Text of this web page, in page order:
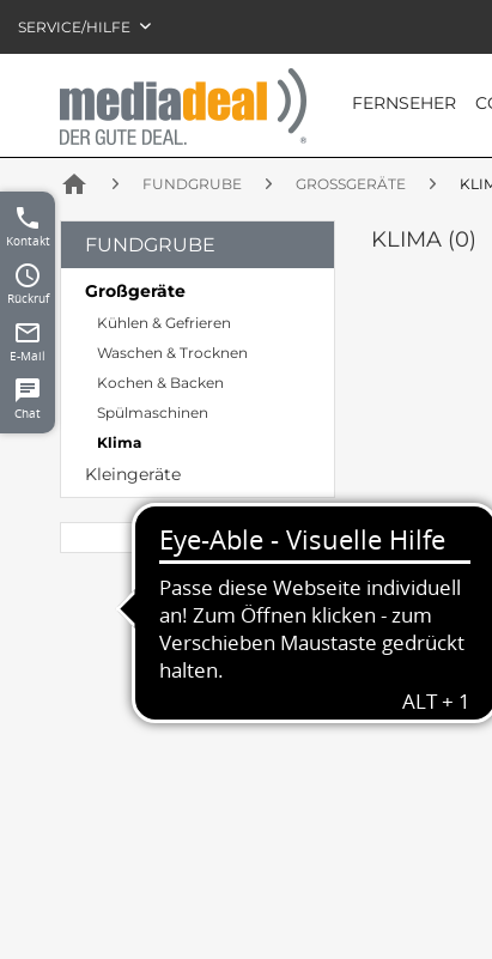
SERVICE/HILFE
FERNSEHER
phone
Kontakt
access_time
Rückruf
mail_outline
E-Mail
chat
Chat
home FUNDGRUBE GROSSGERÄTE
FUNDGRUBE
Großgeräte
Kühlen & Gefrieren
Waschen & Trocknen
Kochen & Backen
Spülmaschinen
Klima
Kleingeräte
KLIMA (0)